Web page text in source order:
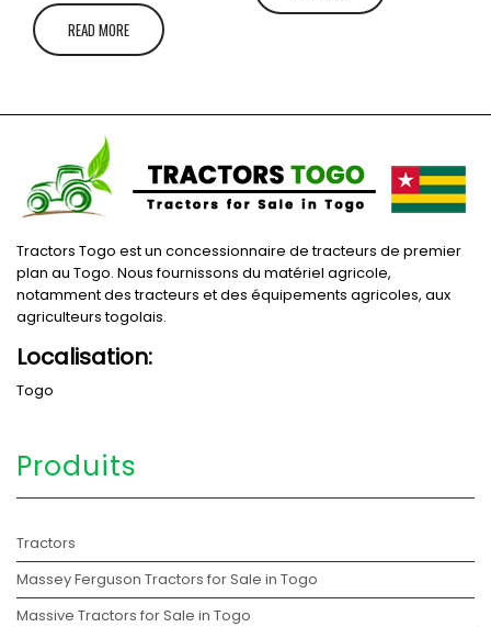
READ MORE
Tractors Togo est un concessionnaire de tracteurs de premier
plan au Togo. Nous fournissons du matériel agricole,
notamment des tracteurs et des équipements agricoles, aux
agriculteurs togolais.
Localisation:
Togo
Produits
Tractors
Massey Ferguson Tractors for Sale in Togo
Massive Tractors for Sale in Togo